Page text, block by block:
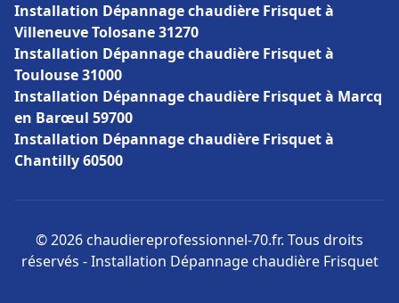
Installation Dépannage chaudière Frisquet à
Villeneuve Tolosane 31270
Installation Dépannage chaudière Frisquet à
Toulouse 31000
Installation Dépannage chaudière Frisquet à Marcq
en Barœul 59700
Installation Dépannage chaudière Frisquet à
Chantilly 60500
© 2026 chaudiereprofessionnel-70.fr. Tous droits
réservés - Installation Dépannage chaudière Frisquet